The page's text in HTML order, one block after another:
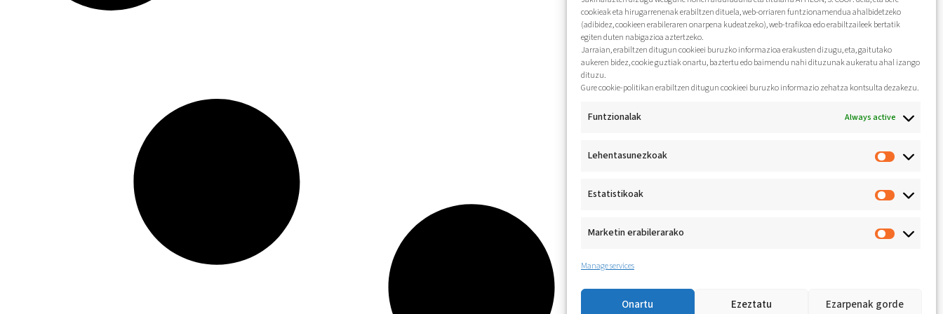
cookieak eta hirugarrenenak erabiltzen dituela, web-orriaren funtzionamendua ahalbidetzeko
(adibidez, cookieen erabileraren onarpena kudeatzeko), web-trafikoa edo erabiltzaileek bertatik
egiten duten nabigazioa aztertzeko.
Jarraian, erabiltzen ditugun cookieei buruzko informazioa erakusten dizugu, eta, gaitutako
aukeren bidez, cookie guztiak onartu, baztertu edo baimendu nahi dituzunak aukeratu ahal izango
dituzu.
Gure cookie-politikan erabiltzen ditugun cookieei buruzko informazio zehatza kontsulta dezakezu.
Funtzionalak Always active
Lehentasunezkoak
Estatistikoak
Marketin erabilerarako
Manage services
Onartu Ezeztatu Ezarpenak gorde